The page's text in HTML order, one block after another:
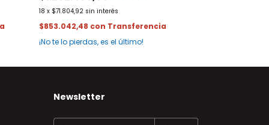
18 x $71.804,92 sin interés
$853.042,48 con
¡No te lo pierdas, es el último!
Newsletter